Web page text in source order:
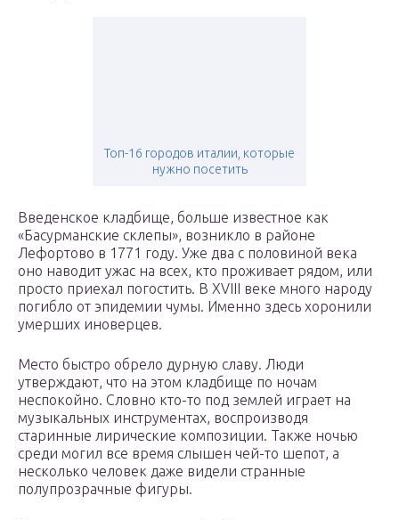
Топ-16 городов италии, которые
нужно посетить
Введенское кладбище, больше известное как
«Басурманские склепы», возникло в районе
Лефортово в 1771 году. Уже два с половиной века
оно наводит ужас на всех, кто проживает рядом, или
просто приехал погостить. В XVIII веке много народу
погибло от эпидемии чумы. Именно здесь хоронили
умерших иноверцев.
Место быстро обрело дурную славу. Люди
утверждают, что на этом кладбище по ночам
неспокойно. Словно кто-то под землей играет на
музыкальных инструментах, воспроизводя
старинные лирические композиции. Также ночью
среди могил все время слышен чей-то шепот, а
несколько человек даже видели странные
полупрозрачные фигуры.